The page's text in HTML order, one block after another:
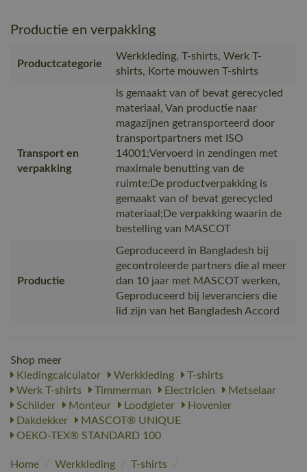
Productie en verpakking
Productcategorie
Werkkleding, T-shirts, Werk T-
shirts, Korte mouwen T-shirts
Transport en
verpakking
is gemaakt van of bevat gerecycled
materiaal, Van productie naar
magazijnen getransporteerd door
transportpartners met ISO
14001;Vervoerd in zendingen met
maximale benutting van de
ruimte;De productverpakking is
gemaakt van of bevat gerecycled
materiaal;De verpakking waarin de
bestelling van MASCOT
Productie
Geproduceerd in Bangladesh bij
gecontroleerde partners die al meer
dan 10 jaar met MASCOT werken,
Geproduceerd bij leveranciers die
lid zijn van het Bangladesh Accord
Shop meer
Kledingcalculator
Werkkleding
T-shirts
Werk T-shirts
Timmerman Electricien
Metselaar
Schilder
Monteur Loodgieter
Hovenier
Dakdekker
MASCOT® UNIQUE
OEKO-TEX® STANDARD 100
Home / Werkkleding / T-shirts
/